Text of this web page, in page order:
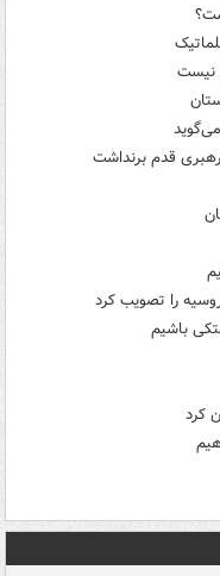
نیست
قدم برنداشت
را تصویب کرد
باشیم
کرد